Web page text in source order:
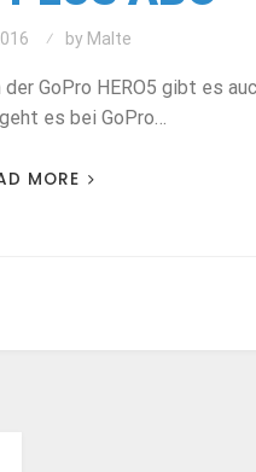
by Malte
GoPro HERO5 gibt es
es bei GoPro…
MORE